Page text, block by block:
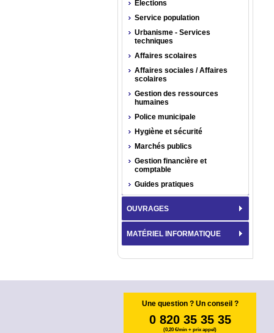
Élections
Service population
Urbanisme - Services
techniques
Affaires scolaires
Affaires sociales / Affaires
scolaires
Gestion des ressources
humaines
Police municipale
Hygiène et sécurité
Marchés publics
Gestion financière et
comptable
Guides pratiques
OUVRAGES
MATÉRIEL INFORMATIQUE
Une question ? Un conseil ?
0 820 35 35 35
(0,20 €/min + prix appel)